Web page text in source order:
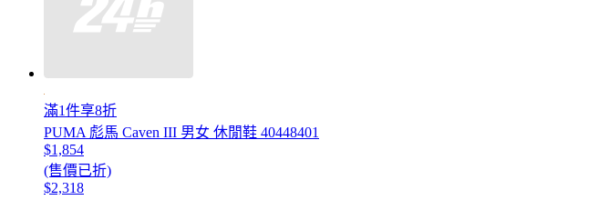
滿1件享8折
PUMA 彪馬 Caven III 男女 休閒鞋 40448401
$1,854
(售價已折)
$2,318